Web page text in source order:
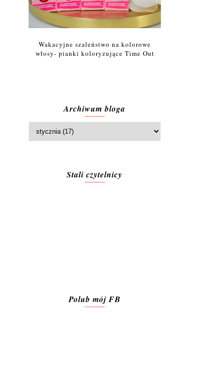
Wakacyjne szaleństwo na kolorowe
włosy- pianki koloryzujące Time Out
Archiwum bloga
Stali czytelnicy
Polub mój FB